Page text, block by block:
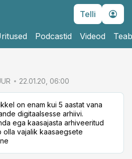
Telli
Podcastid Videod
22.01.20, 06:00
on enam kui 5 aastat vana
digitaalsesse arhiivi.
ega kaasajasta arhiveeritud
olla vajalik kaasaegsete